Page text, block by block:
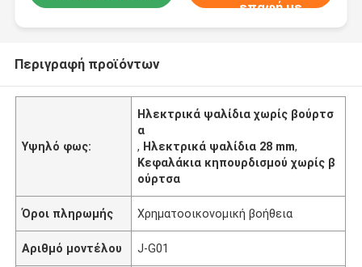
επαφή με
Περιγραφή προϊόντων
Υψηλό φως:
Ηλεκτρικά ψαλίδια χωρίς βούρτσ
α
, Ηλεκτρικά ψαλίδια 28 mm,
Κεφαλάκια κηπουρδισμού χωρίς β
ούρτσα
Όροι πληρωμής Χρηματοοικονομική βοήθεια
Αριθμό μοντέλου J-G01